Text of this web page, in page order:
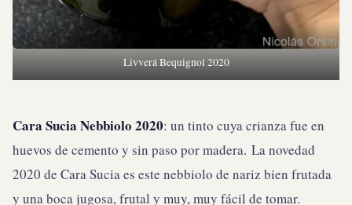
Livverá Bequignol 2020
Cara Sucia Nebbiolo 2020: un tinto cuya crianza fue en
huevos de cemento y sin paso por madera. La novedad
2020 de Cara Sucia es este nebbiolo de nariz bien frutada
y una boca jugosa, frutal y muy, muy fácil de tomar.